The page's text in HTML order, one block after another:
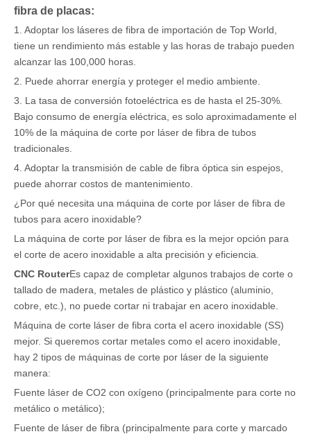
fibra de placas:
1. Adoptar los láseres de fibra de importación de Top World,
tiene un rendimiento más estable y las horas de trabajo pueden
alcanzar las 100,000 horas.
2. Puede ahorrar energía y proteger el medio ambiente.
3. La tasa de conversión fotoeléctrica es de hasta el 25-30%.
Bajo consumo de energía eléctrica, es solo aproximadamente el
10% de la máquina de corte por láser de fibra de tubos
tradicionales.
4. Adoptar la transmisión de cable de fibra óptica sin espejos,
puede ahorrar costos de mantenimiento.
¿Por qué necesita una máquina de corte por láser de fibra de
tubos para acero inoxidable?
La máquina de corte por láser de fibra es la mejor opción para
el corte de acero inoxidable a alta precisión y eficiencia.
CNC RouterEs capaz de completar algunos trabajos de corte o
tallado de madera, metales de plástico y plástico (aluminio,
cobre, etc.), no puede cortar ni trabajar en acero inoxidable.
Máquina de corte láser de fibra corta el acero inoxidable (SS)
mejor. Si queremos cortar metales como el acero inoxidable,
hay 2 tipos de máquinas de corte por láser de la siguiente
manera:
Fuente láser de CO2 con oxígeno (principalmente para corte no
metálico o metálico);
Fuente de láser de fibra (principalmente para corte y marcado